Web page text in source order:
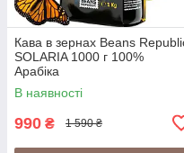
Кава в зернах Beans
SOLARIA 1000 г 100%
Арабіка
В наявності
990 ₴ 1 590 ₴